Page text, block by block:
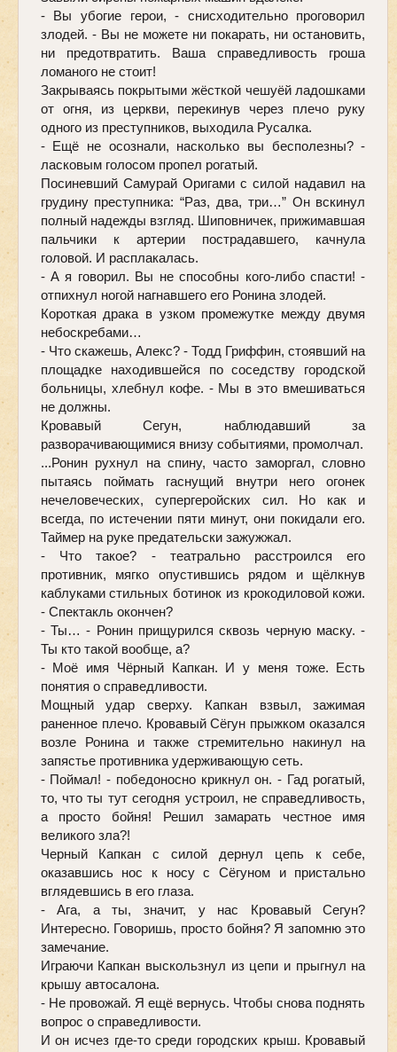
- Вы убогие герои, - снисходительно проговорил
злодей. - Вы не можете ни покарать, ни остановить,
ни предотвратить. Ваша справедливость гроша
ломаного не стоит!
Закрываясь покрытыми жёсткой чешуёй ладошками
от огня, из церкви, перекинув через плечо руку
одного из преступников, выходила Русалка.
- Ещё не осознали, насколько вы бесполезны? -
ласковым голосом пропел рогатый.
Посиневший Самурай Оригами с силой надавил на
грудину преступника: “Раз, два, три…” Он вскинул
полный надежды взгляд. Шиповничек, прижимавшая
пальчики к артерии пострадавшего, качнула
головой. И расплакалась.
- А я говорил. Вы не способны кого-либо спасти! -
отпихнул ногой нагнавшего его Ронина злодей.
Короткая драка в узком промежутке между двумя
небоскребами…
- Что скажешь, Алекс? - Тодд Гриффин, стоявший на
площадке находившейся по соседству городской
больницы, хлебнул кофе. - Мы в это вмешиваться
не должны.
Кровавый Сегун, наблюдавший за
...Ронин рухнул на спину, часто заморгал, словно
пытаясь поймать гаснущий внутри него огонек
нечеловеческих, супергеройских сил. Но как и
всегда, по истечении пяти минут, они покидали его.
Таймер на руке предательски зажужжал.
- Что такое? - театрально расстроился его
противник, мягко опустившись рядом и щёлкнув
каблуками стильных ботинок из крокодиловой кожи.
- Спектакль окончен?
- Ты… - Ронин прищурился сквозь черную маску. -
Ты кто такой вообще, а?
- Моё имя Чёрный Капкан. И у меня тоже. Есть
понятия о справедливости.
Мощный удар сверху. Капкан взвыл, зажимая
раненное плечо. Кровавый Сёгун прыжком оказался
возле Ронина и также стремительно накинул на
запястье противника удерживающую сеть.
- Поймал! - победоносно крикнул он. - Гад рогатый,
то, что ты тут сегодня устроил, не справедливость,
а просто бойня! Решил замарать честное имя
великого зла?!
Черный Капкан с силой дернул цепь к себе,
оказавшись нос к носу с Сёгуном и пристально
вглядевшись в его глаза.
- Ага, а ты, значит, у нас Кровавый Сегун?
Интересно. Говоришь, просто бойня? Я запомню это
замечание.
Играючи Капкан выскользнул из цепи и прыгнул на
крышу автосалона.
- Не провожай. Я ещё вернусь. Чтобы снова поднять
вопрос о справедливости.
И он исчез где-то среди городских крыш. Кровавый